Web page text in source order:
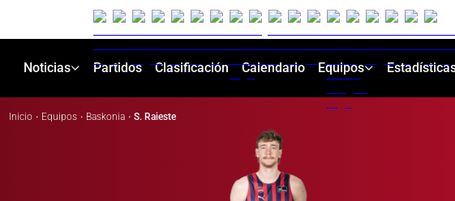
Noticias Partidos Clasificación Calendario Equipos
Inicio · Equipos · Baskonia · S. Raieste